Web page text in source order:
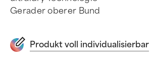
Gerader oberer Bund
Produkt voll individualisierbar